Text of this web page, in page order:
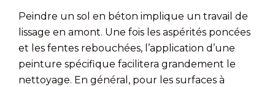
Peindre un sol en béton implique un travail de
lissage en amont. Une fois les aspérités poncées
et les fentes rebouchées, l’application d’une
peinture spécifique facilitera grandement le
nettoyage. En général, pour les surfaces à